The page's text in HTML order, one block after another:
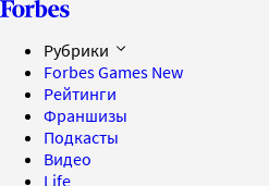
Рубрики
Forbes Games New
Рейтинги
Франшизы
Подкасты
Видео
Life